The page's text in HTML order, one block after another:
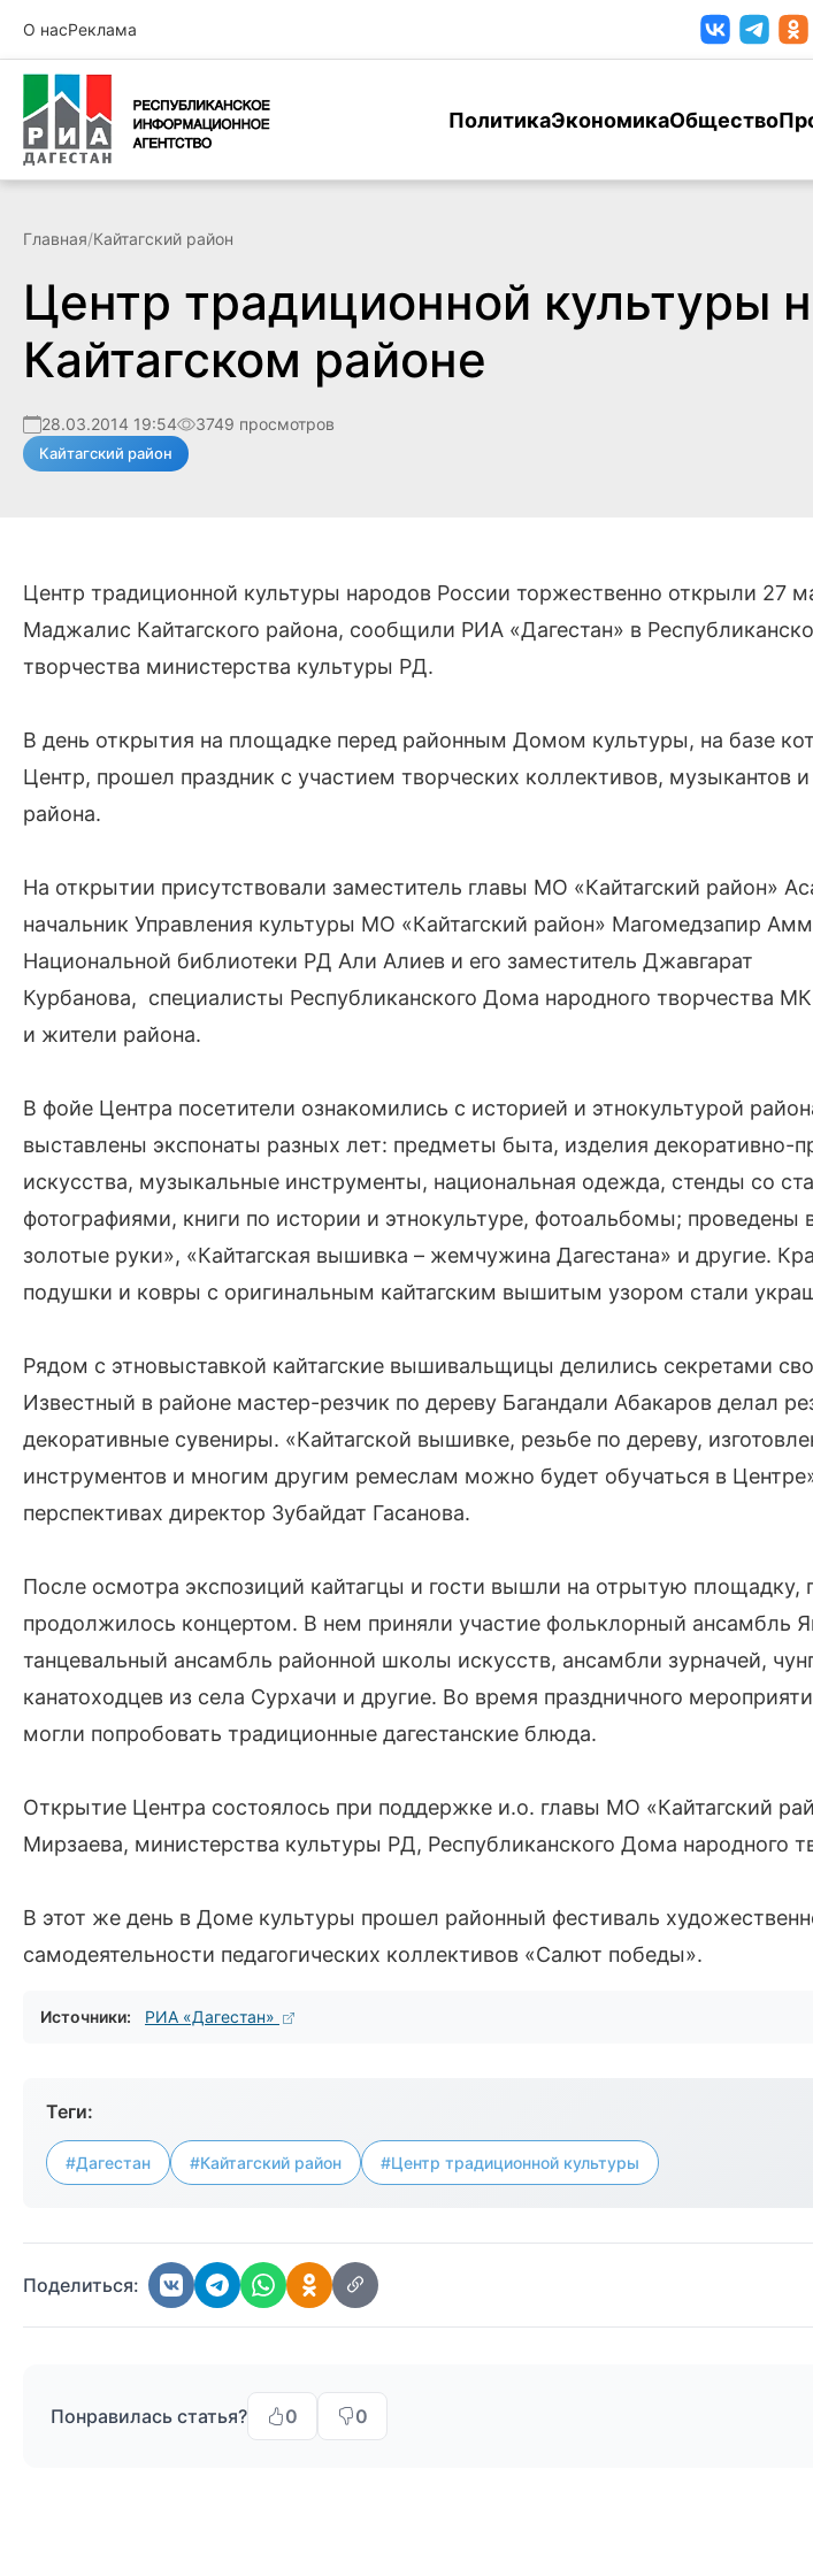
О насРеклама
ПолитикаЭкономикаОбщество
Главная/Кайтагский район
Центр традиционной культуры
Кайтагском районе
28.03.2014 19:54 3749 просмотров
Кайтагский район
Центр традиционной культуры народов России торжественно открыли 27
Маджалис Кайтагского района, сообщили РИА «Дагестан» в
творчества министерства культуры РД.
В день открытия на площадке перед районным Домом культуры, на базе
Центр, прошел праздник с участием творческих коллективов, музыкантов и
района.
На открытии присутствовали заместитель главы МО «Кайтагский район»
начальник Управления культуры МО «Кайтагский район» Магомедзапир
Национальной библиотеки РД Али Алиев и его заместитель Джавгарат
Курбанова, специалисты Республиканского Дома народного творчества
и жители района.
В фойе Центра посетители ознакомились с историей и этнокультурой
выставлены экспонаты разных лет: предметы быта, изделия декоративно-
искусства, музыкальные инструменты, национальная одежда, стенды со
фотографиями, книги по истории и этнокультуре, фотоальбомы; проведены
золотые руки», «Кайтагская вышивка – жемчужина Дагестана» и другие.
подушки и ковры с оригинальным кайтагским вышитым узором стали
Рядом с этновыставкой кайтагские вышивальщицы делились секретами
Известный в районе мастер-резчик по дереву Багандали Абакаров делал
декоративные сувениры. «Кайтагской вышивке, резьбе по дереву,
инструментов и многим другим ремеслам можно будет обучаться в
перспективах директор Зубайдат Гасанова.
После осмотра экспозиций кайтагцы и гости вышли на отрытую площадку,
продолжилось концертом. В нем приняли участие фольклорный ансамбль
танцевальный ансамбль районной школы искусств, ансамбли зурначей,
канатоходцев из села Сурхачи и другие. Во время праздничного
могли попробовать традиционные дагестанские блюда.
Открытие Центра состоялось при поддержке и.о. главы МО «Кайтагский
Мирзаева, министерства культуры РД, Республиканского Дома народного
В этот же день в Доме культуры прошел районный фестиваль
самодеятельности педагогических коллективов «Салют победы».
Источники: РИА «Дагестан»
Теги:
#Дагестан #Кайтагский район #Центр традиционной культуры
Поделиться:
Понравилась статья? 0 0